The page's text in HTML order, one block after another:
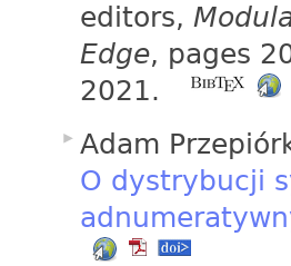
editors,
Edge, pages
2021.
Adam
O dystrybucji